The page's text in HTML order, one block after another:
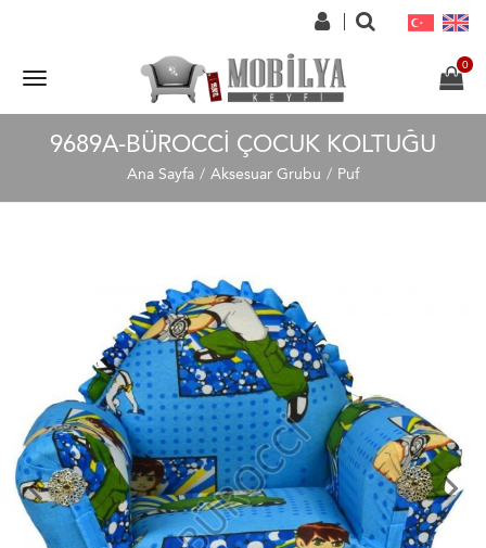
9689A-BÜROCCI ÇOCUK KOLTUĞU
Ana Sayfa Aksesuar Grubu Puf